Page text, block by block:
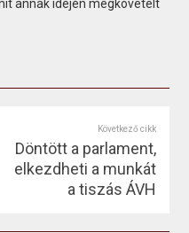
annak idején megkövetelt
Következő cikk
Döntött a parlament,
elkezdheti a munkát
a tiszás ÁVH